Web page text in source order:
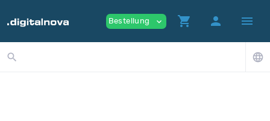
Bestellung expand_more shopping_cart person menu
search language